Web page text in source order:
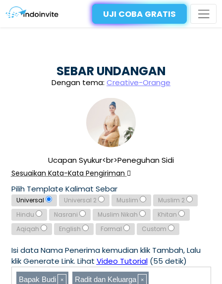
UJI COBA GRATIS
SEBAR UNDANGAN
Dengan tema: Creative-Orange
Ucapan Syukur<br>Peneguhan Sidi
Sesuaikan Kata-Kata Pengiriman
Pilih Template Kalimat Sebar
Universal Universal 2 Muslim
Muslim 2
Hindu
Nasrani Muslim Nikah
Khitan
Aqiqah
English Formal Custom
Isi data Nama Penerima kemudian klik Tambah, Lalu
klik Generate Link. Lihat Video Tutorial(55 detik)
Bapak Budi Radit dan Keluarga